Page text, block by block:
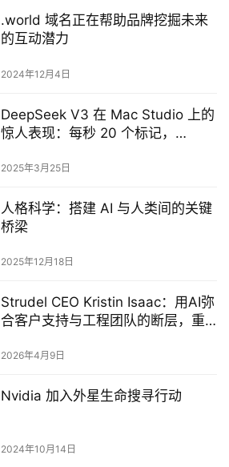
.world 域名正在帮助品牌挖掘未来
的互动潜力
2024年12月4日
DeepSeek V3 在 Mac Studio 上的
惊人表现：每秒 20 个标记，
2025年3月25日
人格科学：搭建 AI 与人类间的关键
桥梁
2025年12月18日
Strudel CEO Kristin Isaac：用AI弥
合客户支持与工程团队的断层，重
2026年4月9日
Nvidia 加入外星生命搜寻行动
2024年10月14日